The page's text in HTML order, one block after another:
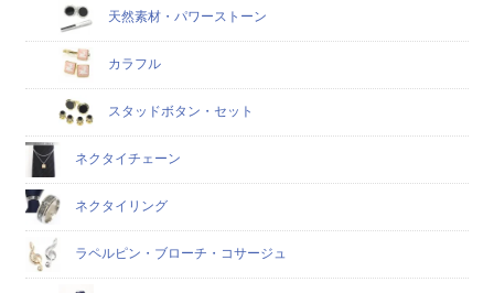
天然素材・パワーストーン
カラフル
スタッドボタン・セット
ネクタイチェーン
ネクタイリング
ラペルピン・ブローチ・コサージュ